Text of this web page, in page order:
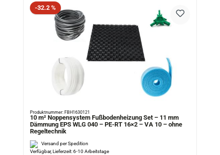
Rabatt
-32.2 %
Produktnummer: FBH1630121
10 m² Noppensystem Fußbodenheizung Set – 11 mm
Dämmung EPS WLG 040 – PE-RT 16×2 – VA 10 – ohne
Regeltechnik
Versand per Spedition
Verfügbar, Lieferzeit: 6-10 Arbeitstage